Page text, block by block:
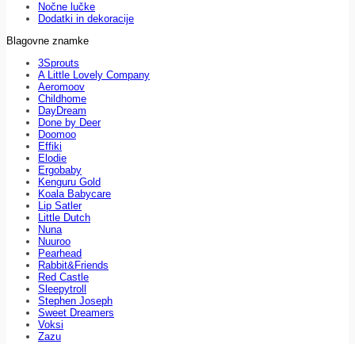
Nočne lučke
Dodatki in dekoracije
Blagovne znamke
3Sprouts
A Little Lovely Company
Aeromoov
Childhome
DayDream
Done by Deer
Doomoo
Effiki
Elodie
Ergobaby
Kenguru Gold
Koala Babycare
Lip Satler
Little Dutch
Nuna
Nuuroo
Pearhead
Rabbit&Friends
Red Castle
Sleepytroll
Stephen Joseph
Sweet Dreamers
Voksi
Zazu